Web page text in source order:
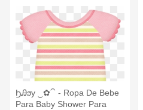
ϦᎯϧy ‿✿⁀ - Ropa De Bebe
Para Baby Shower Para